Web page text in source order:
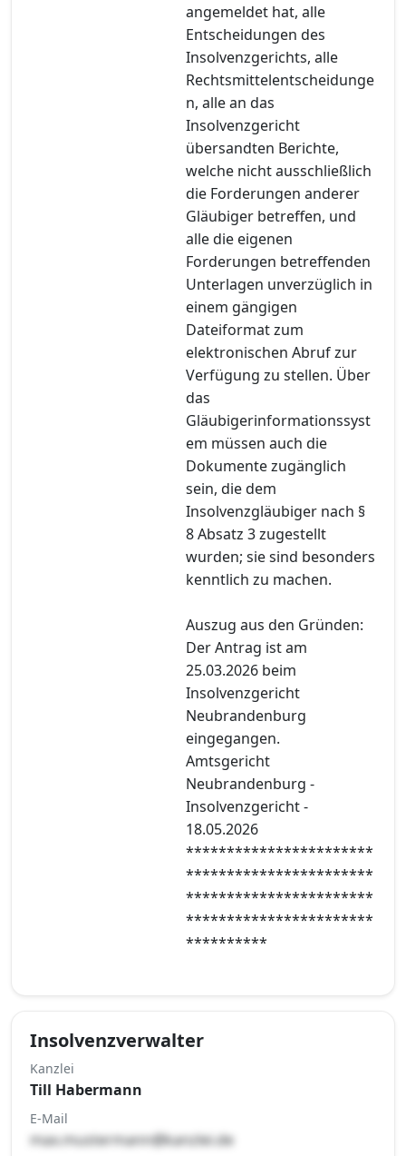
angemeldet hat, alle
Entscheidungen des
Insolvenzgerichts, alle
Rechtsmittelentscheidunge
n, alle an das
Insolvenzgericht
übersandten Berichte,
welche nicht ausschließlich
die Forderungen anderer
Gläubiger betreffen, und
alle die eigenen
Forderungen betreffenden
Unterlagen unverzüglich in
einem gängigen
Dateiformat zum
elektronischen Abruf zur
Verfügung zu stellen. Über
das
Gläubigerinformationssyst
em müssen auch die
Dokumente zugänglich
sein, die dem
Insolvenzgläubiger nach §
8 Absatz 3 zugestellt
wurden; sie sind besonders
kenntlich zu machen.
Auszug aus den Gründen:
Der Antrag ist am
25.03.2026 beim
Insolvenzgericht
Neubrandenburg
eingegangen.
Amtsgericht
Neubrandenburg -
Insolvenzgericht -
18.05.2026
***********************
***********************
***********************
***********************
**********
Insolvenzverwalter
Kanzlei
Till Habermann
E-Mail
max.mustermann@kanzlei.de